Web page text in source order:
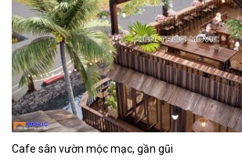
Cafe sân vườn mộc mạc, gần gũi